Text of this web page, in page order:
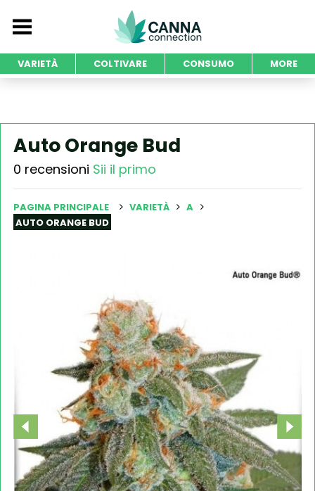
VARIETÀ COLTIVARE CONSUMO MORE
Auto Orange Bud
0 recensioni Sii il primo
PAGINA PRINCIPALE VARIETÀ
A
AUTO ORANGE BUD